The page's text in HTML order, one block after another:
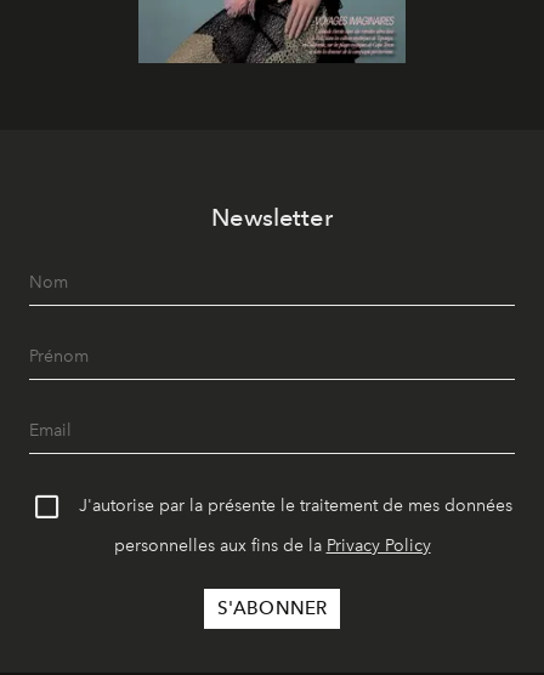
Newsletter
J'autorise par la présente le traitement de mes données
personnelles aux fins de la Privacy Policy